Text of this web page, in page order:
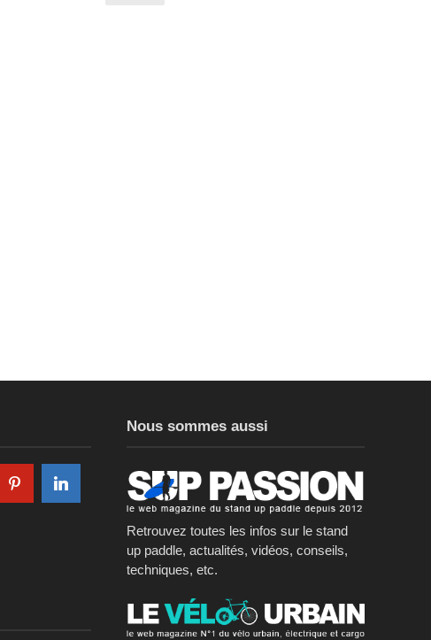
Nous sommes aussi
Retrouvez toutes les infos sur le stand
up paddle, actualités, vidéos, conseils,
techniques, etc.